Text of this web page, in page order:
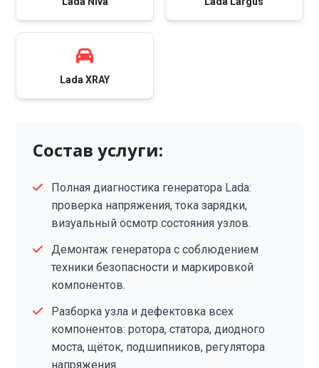
Lada XRAY
Состав услуги:
Полная диагностика генератора Lada:
проверка напряжения, тока зарядки,
визуальный осмотр состояния узлов.
Демонтаж генератора с соблюдением
техники безопасности и маркировкой
компонентов.
Разборка узла и дефектовка всех
компонентов: ротора, статора, диодного
моста, щёток, подшипников, регулятора
напряжения.